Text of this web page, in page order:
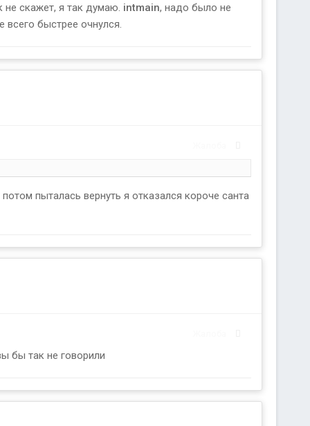
не скажет, я так думаю. intmain, надо было не
быстрее очнулся.
пыталась вернуть я отказался короче санта
бы так не говорили